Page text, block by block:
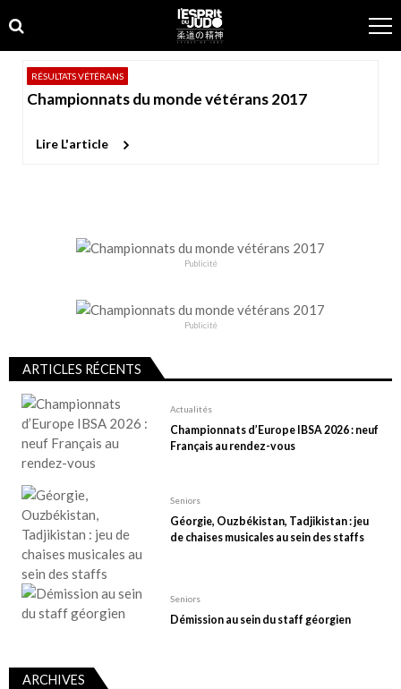
to
navigation
to
content
RÉSULTATS VÉTÉRANS
Championnats du monde vétérans 2017
Lire L'article
Publicité
Publicité
ARTICLES RÉCENTS
Actualités
Championnats d’Europe IBSA 2026 : neuf
Français au rendez-vous
Seniors
Géorgie, Ouzbékistan, Tadjikistan : jeu
de chaises musicales au sein des staffs
Seniors
Démission au sein du staff géorgien
ARCHIVES